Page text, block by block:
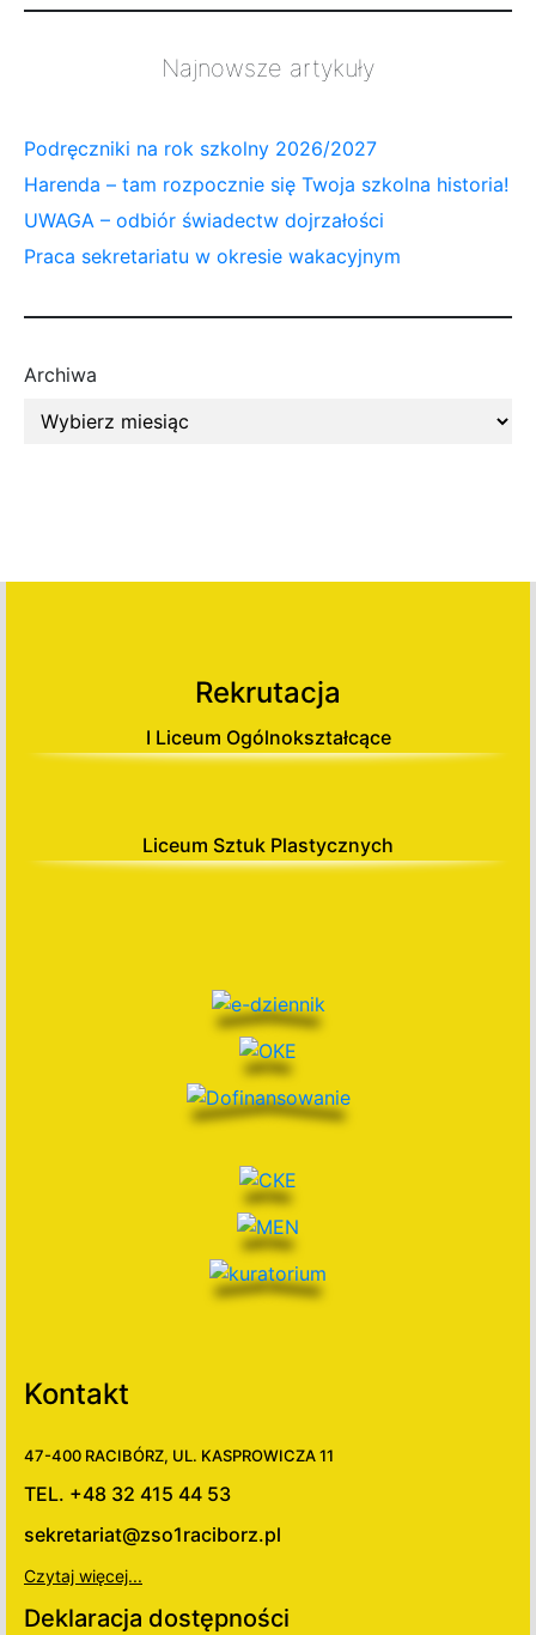
Najnowsze artykuły
Podręczniki na rok szkolny 2026/2027
Harenda – tam rozpocznie się Twoja szkolna historia!
UWAGA – odbiór świadectw dojrzałości
Praca sekretariatu w okresie wakacyjnym
Archiwa
Rekrutacja
I Liceum Ogólnokształcące
Liceum Sztuk Plastycznych
Kontakt
47-400 RACIBÓRZ, UL. KASPROWICZA 11
TEL. +48 32 415 44 53
sekretariat@zso1raciborz.pl
Czytaj więcej...
Deklaracja dostępności